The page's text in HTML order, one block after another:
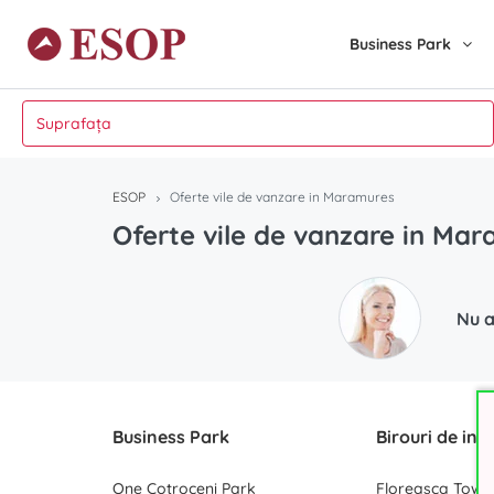
Business Park
ESOP Oferte vile de vanzare in Maramures
Oferte vile de vanzare in
Nu
Business Park
One Cotroceni Park
Birouri de
Floreasca Tower